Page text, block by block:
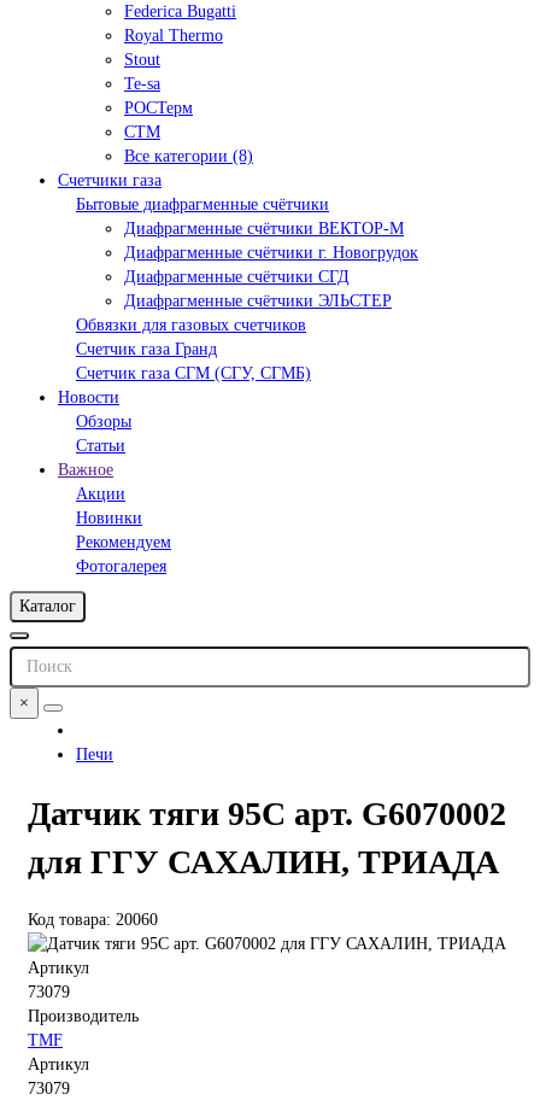
Federica Bugatti
Royal Thermo
Stout
Te-sa
РОСТерм
СТМ
Все категории (8)
Счетчики газа
Бытовые диафрагменные счётчики
Диафрагменные счётчики ВЕКТОР-М
Диафрагменные счётчики г. Новогрудок
Диафрагменные счётчики СГД
Диафрагменные счётчики ЭЛЬСТЕР
Обвязки для газовых счетчиков
Счетчик газа Гранд
Счетчик газа СГМ (СГУ, СГМБ)
Новости
Обзоры
Статьи
Важное
Акции
Новинки
Рекомендуем
Фотогалерея
Каталог
×
Печи
Датчик тяги 95С арт. G6070002
для ГГУ САХАЛИН, ТРИАДА
Код товара: 20060
Артикул
73079
Производитель
TMF
Артикул
73079